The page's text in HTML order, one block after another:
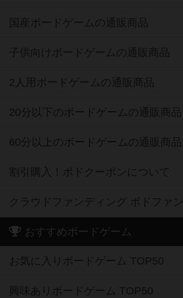
国産ボードゲームの通販商品
子供向けボードゲームの通販商品
2人用ボードゲームの通販商品
20分以下のボードゲームの通販商品
60分以上のボードゲームの通販商品
割引購入！ボドクーポンについて
クラウドファンディング ボドファン
おすすめボードゲーム
お気に入りボードゲーム TOP50
興味ありボードゲーム TOP50